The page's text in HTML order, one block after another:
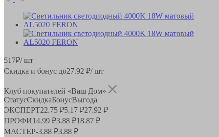
517₽/ шт
Скидка и бонус до27.92 ₽/ шт
Клуб покупателей «Ваш Дом»
СтатусСкидкаБонусВыгода
ЭКСПЕРТ22.75 ₽5.17 ₽27.92 ₽
ПРОФИ14.99 ₽3.88 ₽18.87 ₽
МАСТЕР-3.88 ₽3.88 ₽